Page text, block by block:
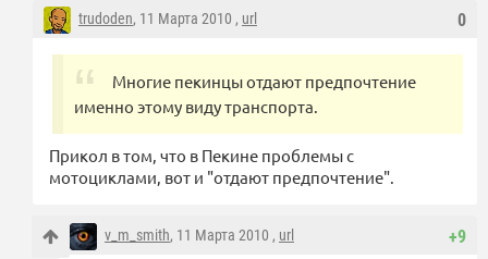
0
trudoden, 11 Марта 2010 , url
Многие пекинцы отдают предпочтение
именно этому виду транспорта.
Прикол в том, что в Пекине проблемы с
мотоциклами, вот и "отдают предпочтение".
+9
v_m_smith, 11 Марта 2010 , url